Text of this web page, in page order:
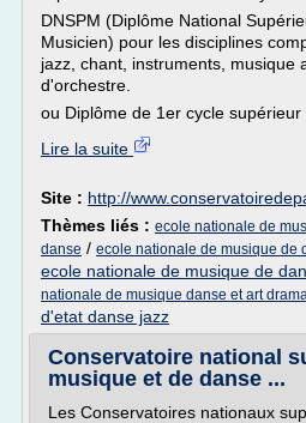
DNSPM (Diplôme National
Musicien) pour les disciplines
jazz, chant, instruments, musique
d'orchestre.
ou Diplôme de 1er cycle supérieur
Lire la suite
Site : http://
Thèmes liés : ecole nationale de
danse / ecole nationale de musique de
ecole nationale de musique de
nationale de musique danse et art
d'etat danse jazz
Conservatoire national
musique et de danse ...
Les Conservatoires nationaux